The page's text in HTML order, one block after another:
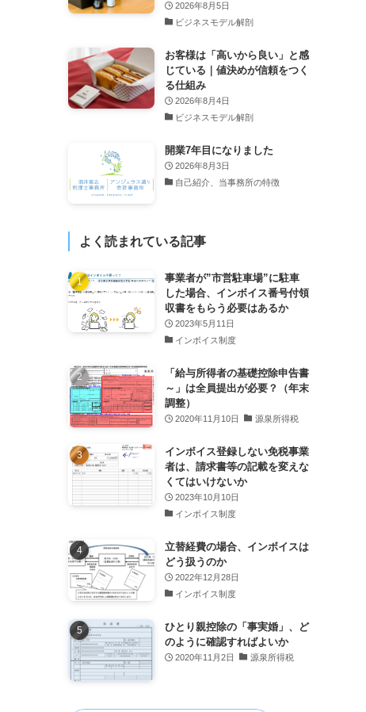
2026年8月5日
ビジネスモデル解剖
お客様は「高いから良い」と感
じている｜値決めが信頼をつく
る仕組み
2026年8月4日
ビジネスモデル解剖
開業7年目になりました
2026年8月3日
自己紹介、当事務所の特徴
よく読まれている記事
事業者が”市営駐車場”に駐車
した場合、インボイス番号付領
収書をもらう必要はあるか
2023年5月11日
インボイス制度
「給与所得者の基礎控除申告書
～」は全員提出が必要？（年末
調整）
2020年11月10日 源泉所得税
インボイス登録しない免税事業
者は、請求書等の記載を変えな
くてはいけないか
2023年10月10日
インボイス制度
立替経費の場合、インボイスは
どう扱うのか
2022年12月28日
インボイス制度
ひとり親控除の「事実婚」、ど
のように確認すればよいか
2020年11月2日 源泉所得税